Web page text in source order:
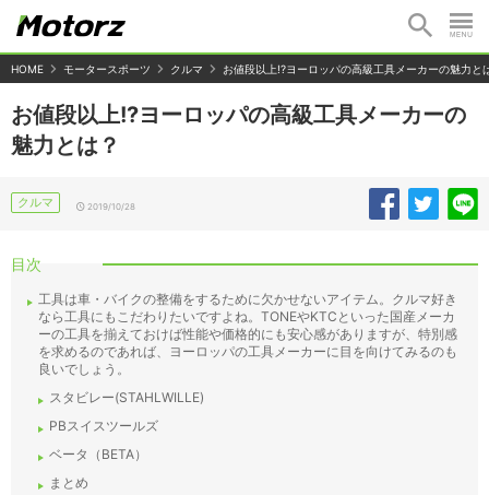
HOME モータースポーツ クルマ お値段以上!?ヨーロッパの高級工具メーカーの魅力と
お値段以上!?ヨーロッパの高級工具メーカーの
魅力とは？
クルマ 2019/10/28
目次
工具は車・バイクの整備をするために欠かせないアイテム。クルマ好き
なら工具にもこだわりたいですよね。TONEやKTCといった国産メーカ
ーの工具を揃えておけば性能や価格的にも安心感がありますが、特別感
を求めるのであれば、ヨーロッパの工具メーカーに目を向けてみるのも
良いでしょう。
スタビレー(STAHLWILLE)
PBスイスツールズ
ベータ（BETA）
まとめ